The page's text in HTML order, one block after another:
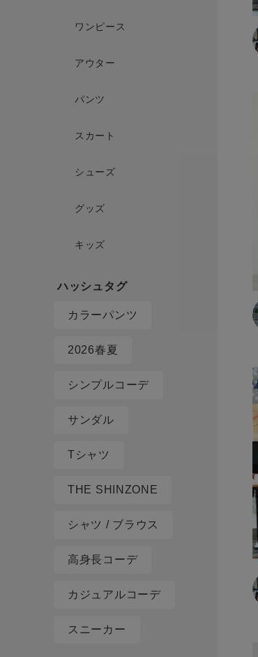
ワンピース
アウター
パンツ
スカート
シューズ
グッズ
キッズ
カラーパンツ
2026春夏
シンプルコーデ
サンダル
Tシャツ
THE SHINZONE
シャツ / ブラウス
高身長コーデ
カジュアルコーデ
スニーカー